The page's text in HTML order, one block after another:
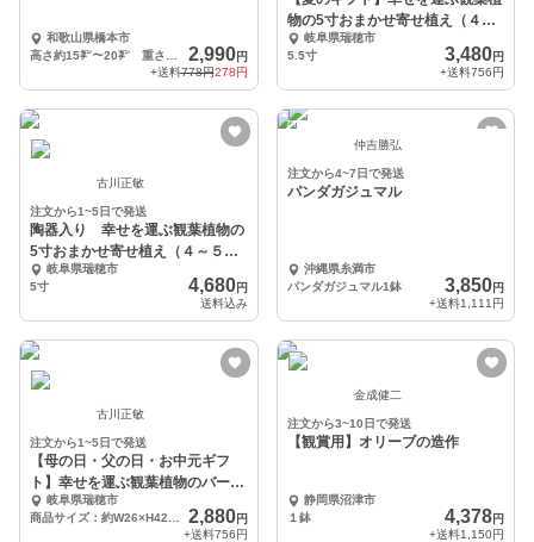
和歌山県橋本市
2,990円
+送料778円278円
物の5寸おまかせ寄せ植え（４～
５品種）
岐阜県瑞穂市
5.5寸
3,480円
+送料756円
古川正敏
注文から1~5日で発送
陶器入り 幸せを運ぶ観葉植物の
5寸おまかせ寄せ植え（４～５品
種）岐阜県瑞穂市
5寸
4,680円
送料込み
仲吉勝弘
注文から4~7日で発送
パンダガジュマル
沖縄県糸満市
パンダガジュマル1鉢
3,850円
+送料1,111円
古川正敏
注文から1~5日で発送
【母の日・父の日・お中元ギフ
ト】幸せを運ぶ観葉植物のバード
フラワー
岐阜県瑞穂市
2,880円
+送料756円
金成健二
注文から3~10日で発送
【観賞用】オリーブの造作
静岡県沼津市
１鉢
4,378円
+送料1,150円